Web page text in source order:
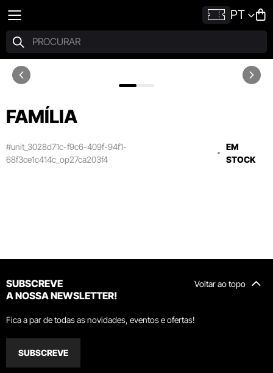
PT
FAMÍLIA
#unit_3028d71c-f9c6-409f-94f1-
68f3ce1c414c_op27ca203f4
EM
STOCK
Voltar ao topo
SUBSCREVE
A NOSSA NEWSLETTER!
Fica a par de todas as novidades, eventos e ofertas!
SUBSCREVE